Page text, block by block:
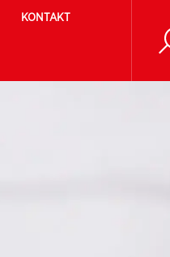
KONTAKT